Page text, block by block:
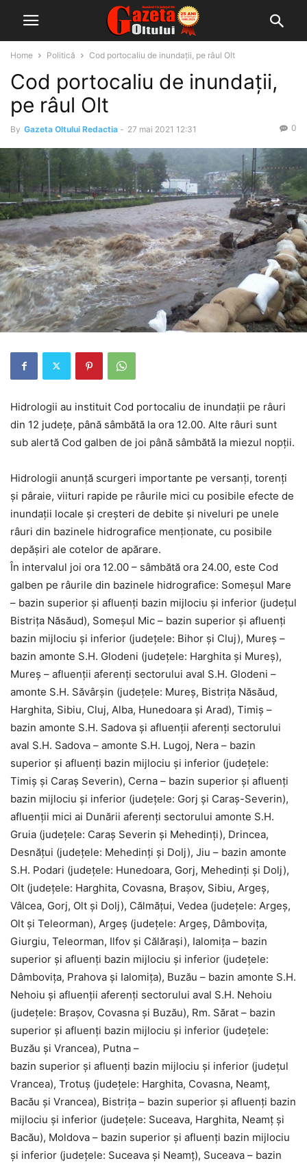
Home Politică Cod portocaliu de inundații, pe râul Olt
Cod portocaliu de inundații,
pe râul Olt
By Gazeta Oltului Redactia - 27 mai 2021 12:31 0
Hidrologii au instituit Cod portocaliu de inundații pe râuri
din 12 județe, până sâmbătă la ora 12.00. Alte râuri sunt
sub alertă Cod galben de joi până sâmbătă la miezul nopții.
Hidrologii anunță scurgeri importante pe versanţi, torenţi
şi pâraie, viituri rapide pe râurile mici cu posibile efecte de
inundaţii locale şi creşteri de debite şi niveluri pe unele
râuri din bazinele hidrografice menţionate, cu posibile
depăşiri ale cotelor de apărare.
În intervalul joi ora 12.00 – sâmbătă ora 24.00, este Cod
galben pe râurile din bazinele hidrografice: Someşul Mare
– bazin superior şi afluenţi bazin mijlociu şi inferior (judeţul
Bistriţa Năsăud), Someşul Mic – bazin superior şi afluenţi
bazin mijlociu şi inferior (judeţele: Bihor şi Cluj), Mureş –
bazin amonte S.H. Glodeni (judeţele: Harghita şi Mureş),
Mureş – afluenţii aferenţi sectorului aval S.H. Glodeni –
amonte S.H. Săvârşin (judeţele: Mureş, Bistriţa Năsăud,
Harghita, Sibiu, Cluj, Alba, Hunedoara şi Arad), Timiş –
bazin amonte S.H. Sadova şi afluenţii aferenţi sectorului
aval S.H. Sadova – amonte S.H. Lugoj, Nera – bazin
superior şi afluenţi bazin mijlociu şi inferior (judeţele:
Timiş şi Caraş Severin), Cerna – bazin superior şi afluenţi
bazin mijlociu şi inferior (judeţele: Gorj şi Caraş-Severin),
afluenţii mici ai Dunării aferenţi sectorului amonte S.H.
Gruia (judeţele: Caraş Severin şi Mehedinţi), Drincea,
Desnăţui (judeţele: Mehedinţi şi Dolj), Jiu – bazin amonte
S.H. Podari (judeţele: Hunedoara, Gorj, Mehedinţi şi Dolj),
Olt (judeţele: Harghita, Covasna, Braşov, Sibiu, Argeş,
Vâlcea, Gorj, Olt şi Dolj), Călmăţui, Vedea (judeţele: Argeş,
Olt şi Teleorman), Argeş (judeţele: Argeş, Dâmboviţa,
Giurgiu, Teleorman, Ilfov şi Călăraşi), Ialomiţa – bazin
superior şi afluenţi bazin mijlociu şi inferior (judeţele:
Dâmboviţa, Prahova şi Ialomiţa), Buzău – bazin amonte S.H.
Nehoiu şi afluenţii aferenţi sectorului aval S.H. Nehoiu
(judeţele: Braşov, Covasna şi Buzău), Rm. Sărat – bazin
superior şi afluenţi bazin mijlociu şi inferior (judeţele:
Buzău şi Vrancea), Putna –
bazin superior şi afluenţi bazin mijlociu şi inferior (judeţul
Vrancea), Trotuş (judeţele: Harghita, Covasna, Neamţ,
Bacău şi Vrancea), Bistriţa – bazin superior şi afluenţi bazin
mijlociu şi inferior (judeţele: Suceava, Harghita, Neamţ şi
Bacău), Moldova – bazin superior şi afluenţi bazin mijlociu
şi inferior (judeţele: Suceava şi Neamţ), Suceava – bazin